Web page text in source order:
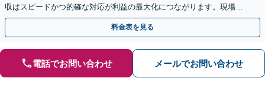
収はスピードかつ的確な対応が利益の最大化につながります。現場の
声を聞き、最善の解決策をご提案します【淀屋橋駅8分】
料金表を見る
電話でお問い合わせ メールでお問い合わせ